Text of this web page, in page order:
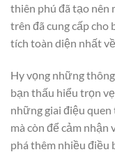
thiên phú đã tạo
trên đã cung cấp cho
tích toàn diện nhất
Hy vọng những
bạn thấu hiểu trọn
những giai điệu quen
mà còn để cảm nhận
phá thêm nhiều điều